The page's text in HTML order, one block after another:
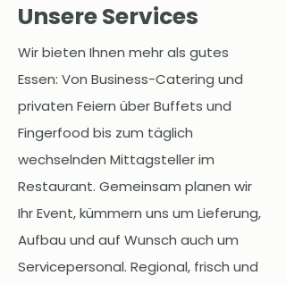
Unsere Services
Wir bieten Ihnen mehr als gutes
Essen: Von Business-Catering und
privaten Feiern über Buffets und
Fingerfood bis zum täglich
wechselnden Mittagsteller im
Restaurant. Gemeinsam planen wir
Ihr Event, kümmern uns um Lieferung,
Aufbau und auf Wunsch auch um
Servicepersonal. Regional, frisch und